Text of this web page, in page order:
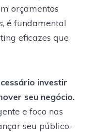
orçamentos
é fundamental
eficazes que
investir
seu negócio.
e foco nas
seu público-